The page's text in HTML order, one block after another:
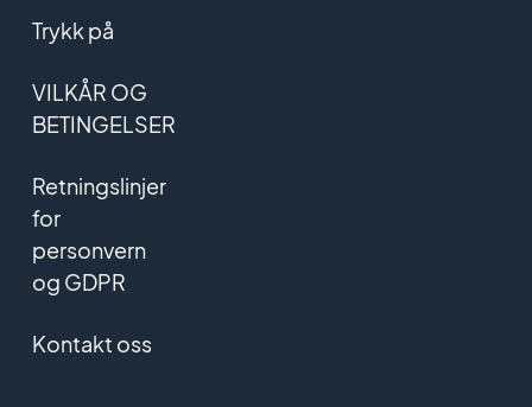
Trykk på
VILKÅR OG
BETINGELSER
Retningslinjer
for
personvern
og GDPR
Kontakt oss